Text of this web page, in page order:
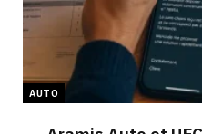
AUTO